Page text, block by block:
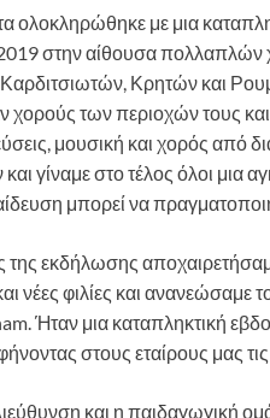
ολοκληρώθηκε με μια
στην αίθουσα πολλαπλών
Κρητών και
χορούς των περιοχών τους
μουσική και χορός από
γίναμε στο τέλος όλοι μια
μπορεί να
της εκδήλωσης
νέες φιλίες και ανανεώσαμε
Ήταν μια καταπληκτική
στους εταίρους μας
και η παιδαγωγική